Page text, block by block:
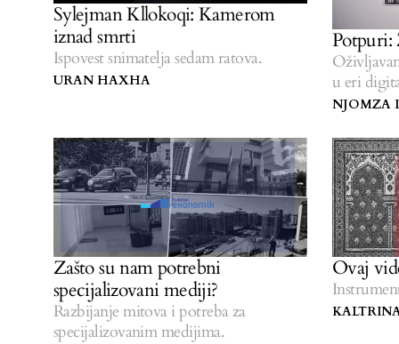
Sylejman Kllokoqi: Kamerom
iznad smrti
Ispovest snimatelja sedam ratova.
URAN HAXHA
Potpuri:
u eri
NJOMZA
Zašto su nam potrebni
specijalizovani mediji?
Razbijanje mitova i potreba za
specijalizovanim medijima.
Ovaj